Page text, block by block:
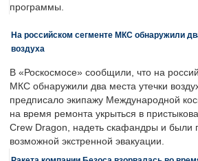
программы.
На российском сегменте МКС обнаружили
воздуха
В «Роскосмосе» сообщили, что на
МКС обнаружили два места утечки
предписало экипажу Международной
на время ремонта укрыться в
Crew Dragon, надеть скафандры и были
возможной экстренной эвакуации.